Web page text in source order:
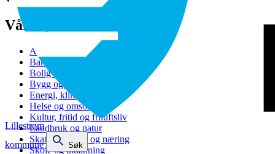
Lillestrøm
kommune
Søk
Våre tjenester
Avfall og gjenvinning
Barnehage
Bolig og sosiale tjenester
Bygg og eiendom
Energi, klima og miljø
Helse og omsorg
Kultur, fritid og friluftsliv
Landbruk og natur
Skatt, bevilling og næring
Skole og utdanning